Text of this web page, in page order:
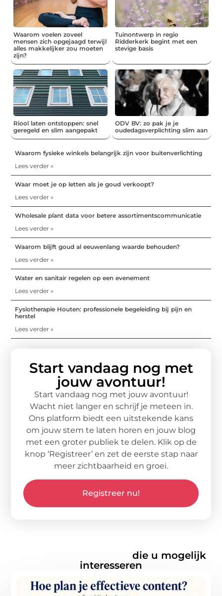
Waarom voelen zoveel
mensen zich opgejaagd terwijl
alles makkelijker zou moeten
zijn?
Tuinontwerp in regio
Ridderkerk begint met een
stevige basis
Riool laten ontstoppen: snel
geregeld en slim aangepakt
ODV BV: zo pak je je
oudedagsverplichting slim aan
Waarom fysieke winkels belangrijk zijn voor buitenverlichting
Lees verder »
Waar moet je op letten als je goud verkoopt?
Lees verder »
Wholesale plant data voor betere assortimentscommunicatie
Lees verder »
Waarom blijft goud al eeuwenlang waarde behouden?
Lees verder »
Water en sanitair regelen op een evenement
Lees verder »
Fysiotherapie Houten: professionele begeleiding bij pijn en
herstel
Lees verder »
Start vandaag nog met
jouw avontuur!
Start vandaag nog met jouw avontuur!
Wacht niet langer en schrijf je meteen in.
Ons platform biedt een uitstekende kans
om jouw stem te laten horen en jouw blog
met een groter publiek te delen. Klik op de
knop ‘Registreer’ en zet de eerste stap naar
meer zichtbaarheid en groei.
Registreer nu!
die u mogelijk
interesseren